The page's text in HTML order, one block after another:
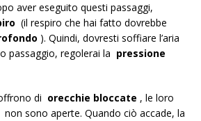
aver eseguito questi passaggi,
(il respiro che hai fatto dovrebbe
). Quindi, dovresti soffiare l’aria
passaggio, regolerai la pressione
di orecchie bloccate , le loro
non sono aperte. Quando ciò accade, la